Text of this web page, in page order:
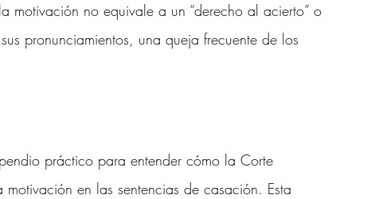
motivación no equivale a un “derecho al acierto” o
pronunciamientos, una queja frecuente de los
práctico para entender cómo la Corte
en las sentencias de casación. Esta